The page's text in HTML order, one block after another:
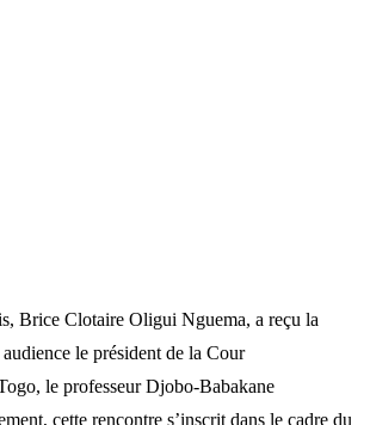
Brice Clotaire Oligui Nguema, a reçu la
le président de la Cour
le professeur Djobo-Babakane
cette rencontre s’inscrit dans le cadre du